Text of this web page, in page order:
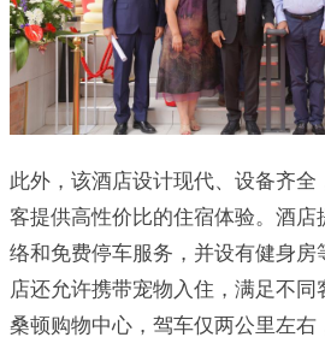
此外，该酒店设计现代、设备齐全
客提供高性价比的住宿体验。酒店
络和免费停车服务，并设有健身房
店还允许携带宠物入住，满足不
桑顿购物中心，驾车仅两公里左右